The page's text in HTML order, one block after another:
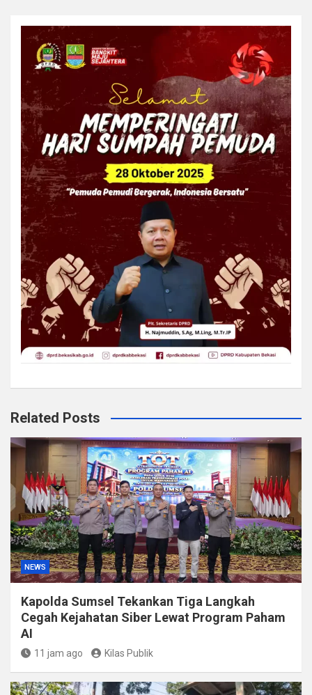
Related Posts
NEWS
Kapolda Sumsel Tekankan Tiga Langkah
Cegah Kejahatan Siber Lewat Program Paham
AI
11 jam ago Kilas Publik